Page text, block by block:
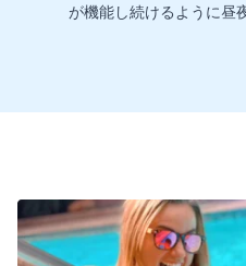
が機能し続けるように昼